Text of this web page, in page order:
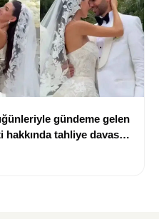
gündeme gelen
hakkında tahliye davası